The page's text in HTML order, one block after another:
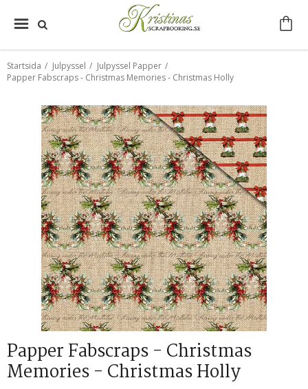
Startsida / Julpyssel / Julpyssel Papper /
Papper Fabscraps - Christmas Memories - Christmas Holly
Papper Fabscraps - Christmas
Memories - Christmas Holly